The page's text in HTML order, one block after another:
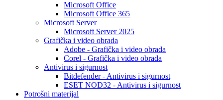
Microsoft Office
Microsoft Office 365
Microsoft Server
Microsoft Server 2025
Grafička i video obrada
Adobe - Grafička i video obrada
Corel - Grafička i video obrada
Antivirus i sigurnost
Bitdefender - Antivirus i sigurnost
ESET NOD32 - Antivirus i sigurnost
Potrošni materijal